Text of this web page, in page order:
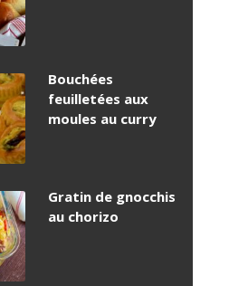
Bouchées
feuilletées aux
moules au curry
Gratin de gnocchis
au chorizo